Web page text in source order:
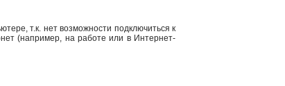
т.к. нет возможности подключиться к
(например, на работе или в Интернет-